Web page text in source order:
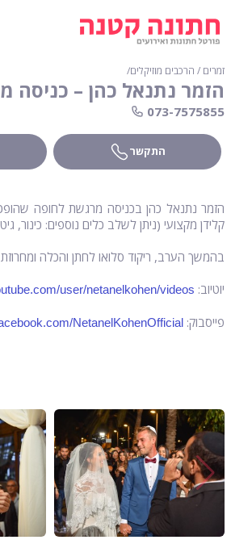
זמרים / הרכבים מוזיקלים∕
הזמר נתנאל כהן – כניסה
073-7575855
התקשר
הזמר נתנאל כהן בכניסה מרגשת לחופה
קלידן מקצועי (ניתן לשלב כלים נוספים: כינור,
בהמשך הערב, ריקוד סלואו לחתן והכלה
יוטיוב: user/netanelkohen/videos
פייסבוק: NetanelKohenOfficial